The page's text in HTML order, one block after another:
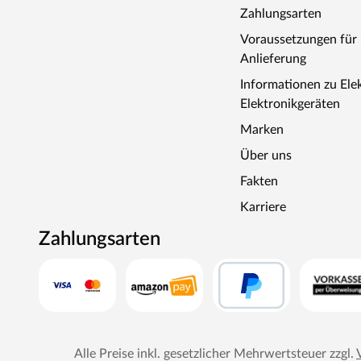
dürfen nur durch einen örtlich zugelassenen
angeschlossen werden. Ausnahme: 230 Volt Plug-&-
Ofen zur Wand und vom Ofen zum Ofenschutz
muss die Höhe des Ofenschutzes angepasst werden.
Zahlungsarten
Voraussetzungen für
Anlieferung
Informationen zu
Elektronikgeräten
Marken
Über uns
Fakten
Karriere
Zahlungsarten
Alle Preise inkl. gesetzlicher Mehrwertsteuer zzgl.